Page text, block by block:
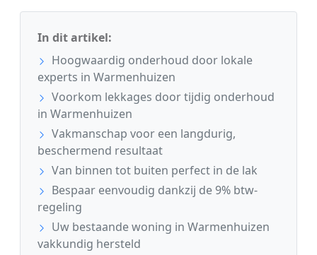
In dit artikel:
Hoogwaardig onderhoud door lokale
experts in Warmenhuizen
Voorkom lekkages door tijdig onderhoud
in Warmenhuizen
Vakmanschap voor een langdurig,
beschermend resultaat
Van binnen tot buiten perfect in de lak
Bespaar eenvoudig dankzij de 9% btw-
regeling
Uw bestaande woning in Warmenhuizen
vakkundig hersteld